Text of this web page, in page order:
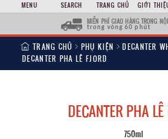
MENU SEARCH TRANG CHỦ GIỚI
MIỄN PHÍ GIAO HÀNG TRONG
trong vòng 60 phút
TRANG CHỦ PHỤ KIỆN
DECANTER
DECANTER PHA LÊ FJORD
DECANTER PHA LÊ
750ml